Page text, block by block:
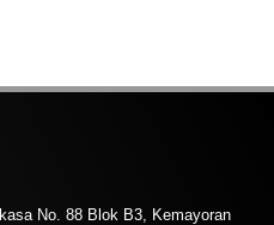
No. 88 Blok B3, Kemayoran